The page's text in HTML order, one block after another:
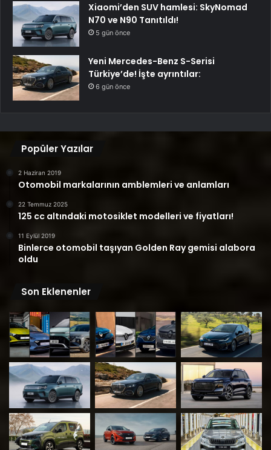
Xiaomi’den SUV hamlesi: SkyNomad
N70 ve N90 Tanıtıldı!
5 gün önce
Yeni Mercedes-Benz S-Serisi
Türkiye’de! İşte ayrıntılar:
6 gün önce
Popüler Yazılar
2 Haziran 2019
Otomobil markalarının amblemleri ve anlamları
22 Temmuz 2025
125 cc altındaki motosiklet modelleri ve fiyatları!
11 Eylül 2019
Binlerce otomobil taşıyan Golden Ray gemisi alabora
oldu
Son Eklenenler